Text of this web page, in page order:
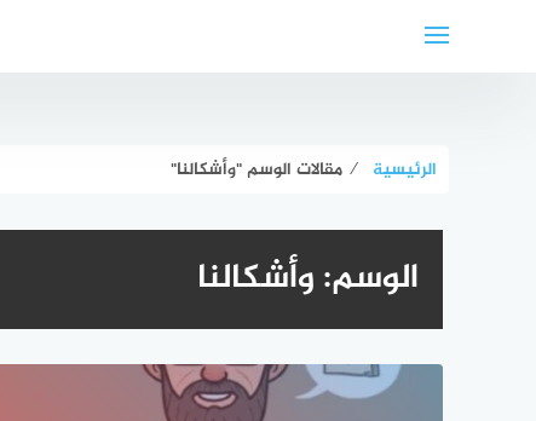
الرئيسية ⁄ مقالات الوسم "وأشكالنا"
الوسم:وأشكالنا